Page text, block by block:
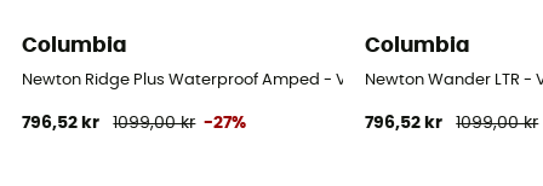
Columbia
Newton Ridge Plus Waterproof Amped - Vandresko - Damer
796,52 kr 1099,00 kr -27%
Columbia
Newton Wander LTR -
796,52 kr 1099,00 kr